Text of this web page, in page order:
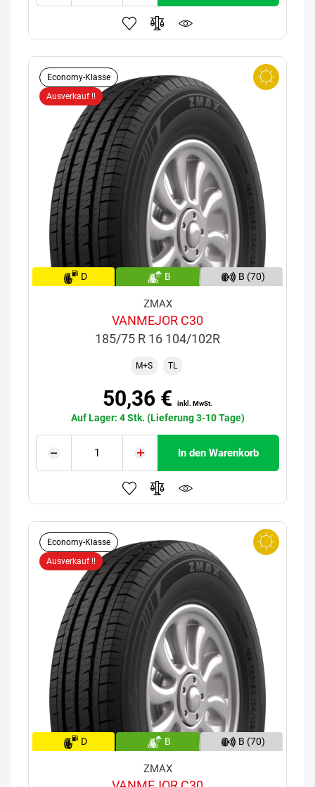
Economy-Klasse
Ausverkauf !!
D B B (70)
ZMAX
VANMEJOR C30
185/75 R 16 104/102R
M+S TL
50,36 € inkl. MwSt.
Auf Lager: 4 Stk. (Lieferung 3-10 Tage)
In den Warenkorb
Economy-Klasse
Ausverkauf !!
D B B (70)
ZMAX